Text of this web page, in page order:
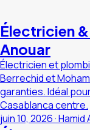
Électricien
Anouar
Électricien et
Berrechid et
garanties. Idéal
Casablanca centre.
juin 10, 2026·Hamid